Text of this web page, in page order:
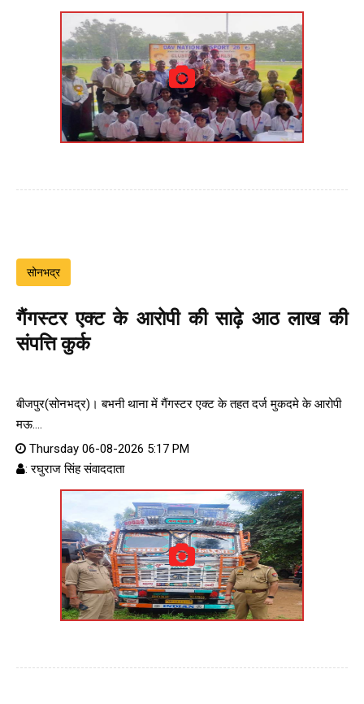
सोनभद्र
गैंगस्टर एक्ट के आरोपी की साढ़े आठ लाख की
संपत्ति कुर्क
बीजपुर(सोनभद्र)। बभनी थाना में गैंगस्टर एक्ट के तहत दर्ज मुकदमे के आरोपी
मऊ....
Thursday 06-08-2026 5:17 PM
: रघुराज सिंह संवाददाता